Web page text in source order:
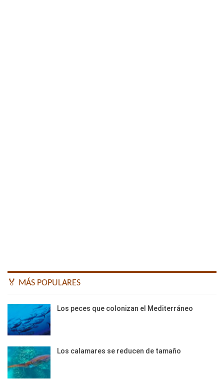
🏅 MÁS POPULARES
Los peces que colonizan el Mediterráneo
Los calamares se reducen de tamaño